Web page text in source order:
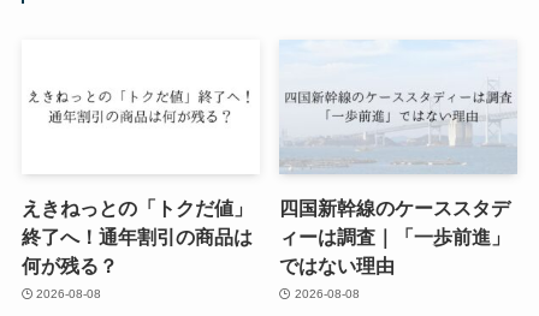
えきねっとの「トクだ値」
終了へ！通年割引の商品は
何が残る？
2026-08-08
四国新幹線のケーススタデ
ィーは調査｜「一歩前進」
ではない理由
2026-08-08